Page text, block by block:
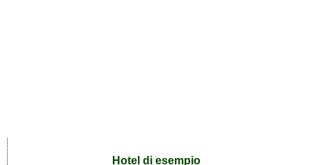
Hotel di esempio